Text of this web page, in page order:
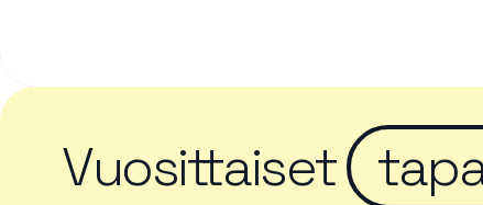
Vuosittaiset